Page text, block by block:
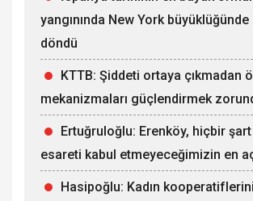
yangınında New York
döndü
KTTB: Şiddeti ortaya çıkmadan
mekanizmaları güçlendirmek
Ertuğruloğlu: Erenköy, hiçbir şart
esareti kabul etmeyeceğimizin en
Hasipoğlu: Kadın